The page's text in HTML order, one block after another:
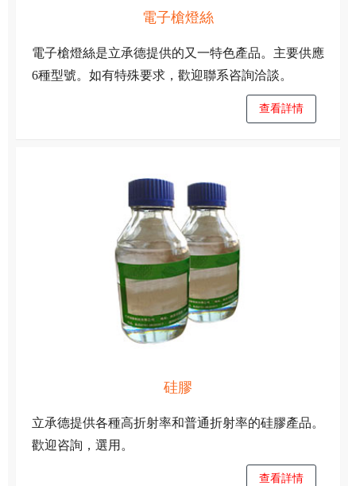
電子槍燈絲
電子槍燈絲是立承德提供的又一特色產品。主要供應
6種型號。如有特殊要求，歡迎聯系咨詢洽談。
查看詳情
硅膠
立承德提供各種高折射率和普通折射率的硅膠產品。
歡迎咨詢，選用。
查看詳情